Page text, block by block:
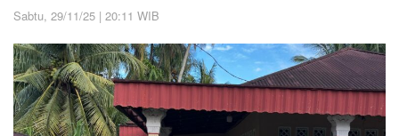
Sabtu, 29/11/25 | 20:11 WIB